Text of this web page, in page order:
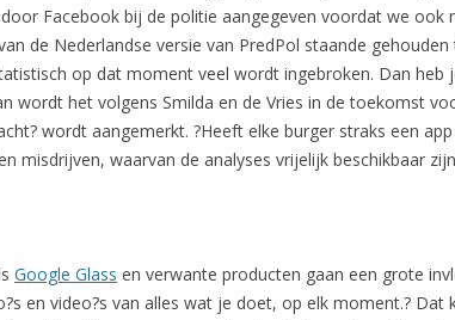
Facebook bij de politie aangegeven voordat we ook
de Nederlandse versie van PredPol staande
op dat moment veel wordt ingebroken. Dan heb
wordt het volgens Smilda en de Vries in de toekomst
wordt aangemerkt. ?Heeft elke burger straks een
misdrijven, waarvan de analyses vrijelijk beschikbaar
Google Glass en verwante producten gaan een grote
en video?s van alles wat je doet, op elk moment.? Dat